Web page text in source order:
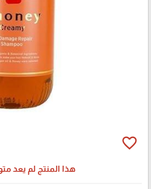
favorite_border
هذا المنتج لم يعد